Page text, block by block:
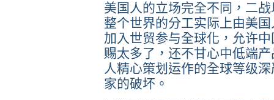
美国人的立场完全不同，二
整个世界的分工实际上由美
加入世贸参与全球化，允许
赐太多了，还不甘心中低端
人精心策划运作的全球等级
家的破坏。